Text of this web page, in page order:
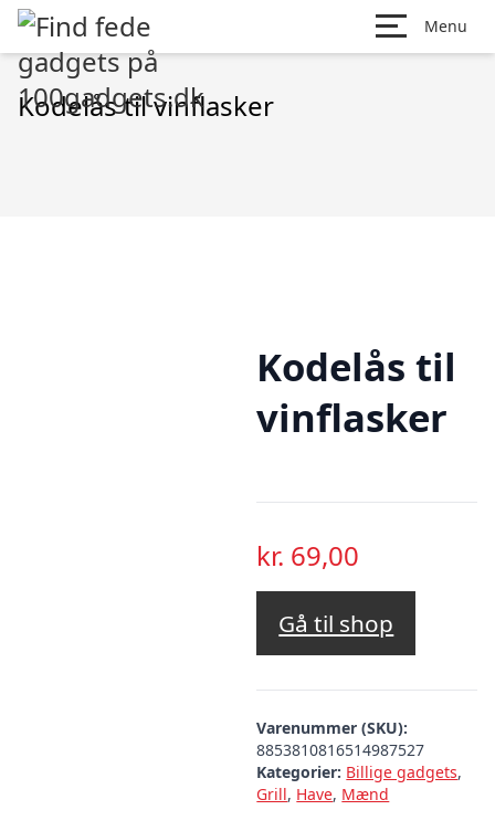
Menu
Kodelås til vinflasker
Kodelås til
vinflasker
kr. 69,00
Gå til shop
Varenummer (SKU):
8853810816514987527
Kategorier: Billige gadgets,
Grill, Have, Mænd